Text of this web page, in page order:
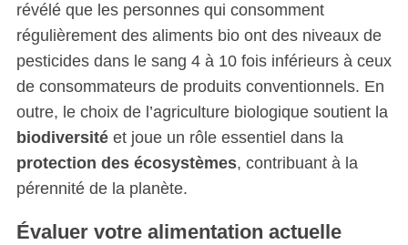
révélé que les personnes qui consomment
régulièrement des aliments bio ont des niveaux de
pesticides dans le sang 4 à 10 fois inférieurs à ceux
de consommateurs de produits conventionnels. En
outre, le choix de l’agriculture biologique soutient la
biodiversitéet joue un rôle essentiel dans la
protection des écosystèmes, contribuant à la
pérennité de la planète.
Évaluer votre alimentation actuelle